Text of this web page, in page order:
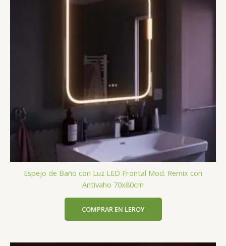
Espejo de Baño con Luz LED Frontal Mod. Remix con
Antivaho 70x80cm
COMPRAR EN LEROY